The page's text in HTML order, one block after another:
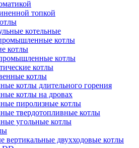
топкой
котельные
котлы
котлы
котлы
котлы
котлы
котлы длительного горения
котлы на дровах
пиролизные котлы
твердотопливные котлы
угольные котлы
вертикальные двухходовые котлы